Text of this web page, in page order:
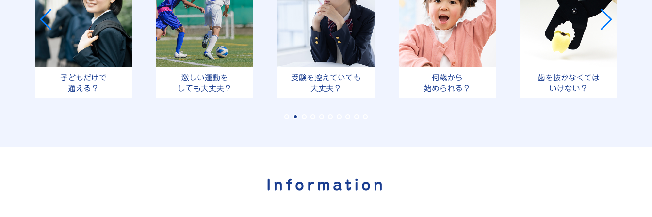
子どもだけで
通える？
激しい運動を
しても大丈夫？
受験を控えていても
大丈夫？
何歳から
始められる？
歯を抜かなくては
いけない？
Information